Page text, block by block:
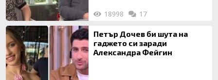
18998 17
Петър Дочев би шута на
гаджето си заради
Александра Фейгин